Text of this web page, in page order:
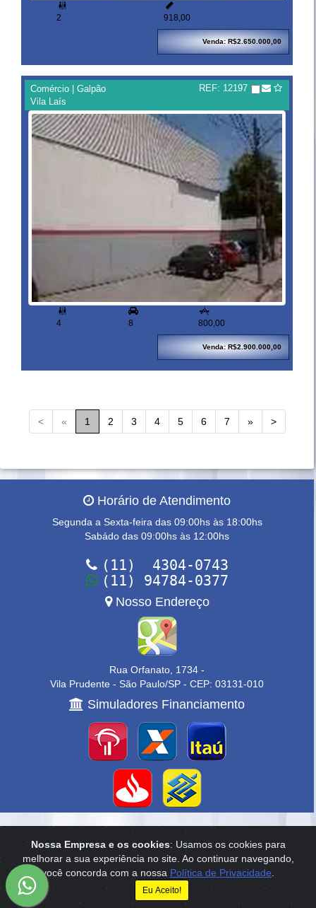
Nossa Empresa e os cookies: Usamos os cookies para
melhorar a sua experiência no site. Ao continuar navegando,
você concorda com a nossa Política de Privacidade
Eu Aceito!

2

918,00
Venda: R$2.650.000,00
Comércio | Galpão
Vila Laís
REF: 12197

4 8

800,00
Venda: R$2.900.000,00
< « 1 2 3 4 5 6 7 » >
Horário de Atendimento
Segunda a Sexta-feira das 09:00hs às 18:00hs
Sabádo das 09:00hs às 12:00hs
(11) 4304-0743
(11) 94784-0377
Nosso Endereço
Rua Orfanato, 1734 -
Vila Prudente - São Paulo/SP - CEP: 03131-010
Simuladores Financiamento
Reservamo-nos o direito de qualquer erro de digitação, assim como o
direito de alterar, a qualquer momento, sem prévio aviso, os preços e
informações anunciados.